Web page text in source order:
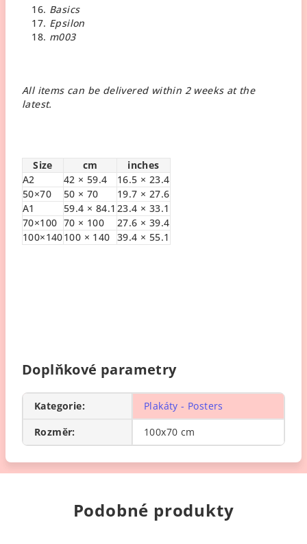
Basics
Epsilon
m003
All items can be delivered within 2 weeks at the
latest.
Size cm
inches
A2
42 × 59.4
16.5 × 23.4
50×70
50 × 70
19.7 × 27.6
A1
59.4 × 84.1 23.4 × 33.1
70×100 70 × 100
27.6 × 39.4
100×140100 × 140 39.4 × 55.1
Doplňkové parametry
Kategorie:
Plakáty - Posters
Rozměr: 100x70 cm
Podobné produkty